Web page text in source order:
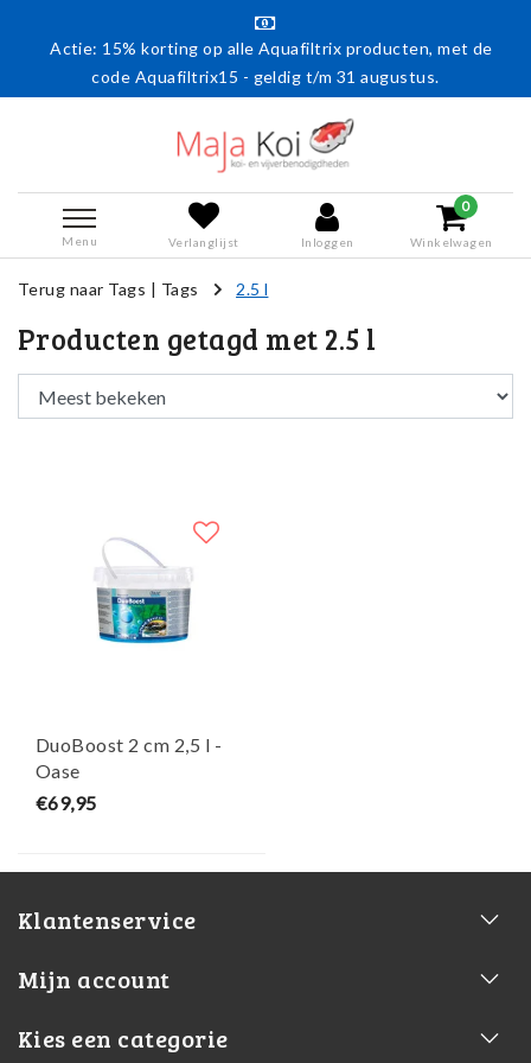
Actie: 15% korting op alle Aquafiltrix producten, met de
code Aquafiltrix15 - geldig t/m 31 augustus.
Menu Verlanglijst Inloggen
0
Winkelwagen
Terug naar Tags | Tags 2.5 l
Producten getagd met 2.5 l
DuoBoost 2 cm 2,5 l -
Oase
€69,95
Klantenservice
Mijn account
Kies een categorie